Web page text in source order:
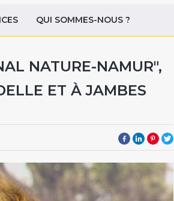
QUI SOMMES-NOUS ?
NATURE-NAMUR",
ET À JAMBES